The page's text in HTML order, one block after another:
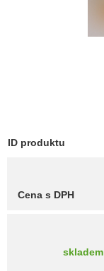
ID produktu
Cena s DPH
skladem